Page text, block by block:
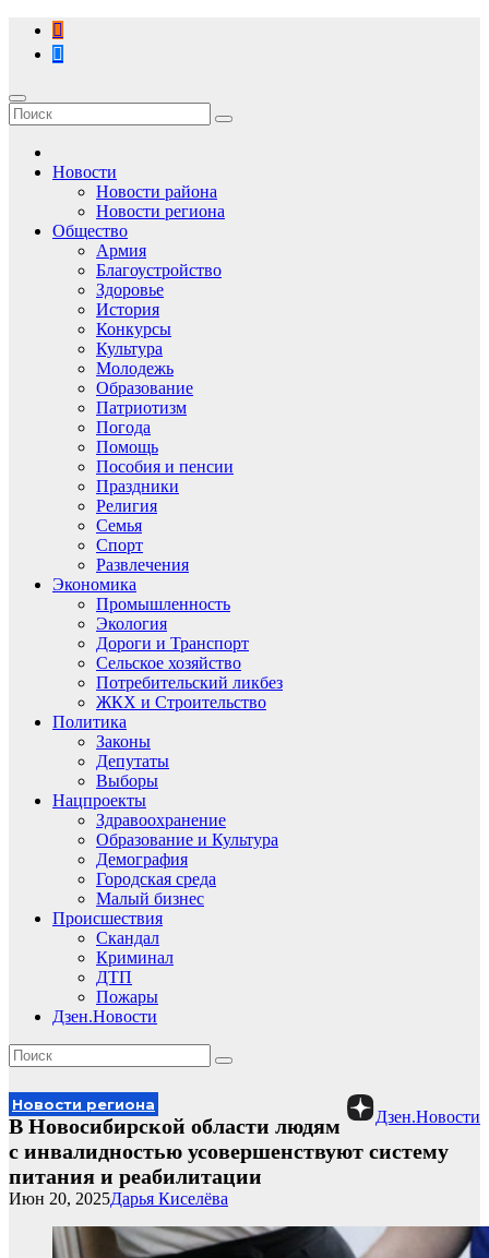
Перейти
содержимому
Новости
Новости района
Новости региона
Общество
Армия
Благоустройство
Здоровье
История
Конкурсы
Культура
Молодежь
Образование
Патриотизм
Погода
Помощь
Пособия и пенсии
Праздники
Религия
Семья
Спорт
Развлечения
Экономика
Промышленность
Экология
Дороги и Транспорт
Сельское хозяйство
Потребительский ликбез
ЖКХ и Строительство
Политика
Законы
Депутаты
Выборы
Нацпроекты
Здравоохранение
Образование и Культура
Демография
Городская среда
Малый бизнес
Происшествия
Скандал
Криминал
ДТП
Пожары
Дзен.Новости
Дзен.Новости
Новости региона
В Новосибирской области людям
с инвалидностью усовершенствуют систему
питания и реабилитации
Дарья Киселёва
Июн 20, 2025